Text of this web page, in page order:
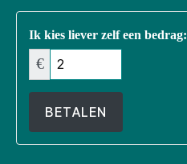
Ik kies liever zelf een bedrag:
€
BETALEN